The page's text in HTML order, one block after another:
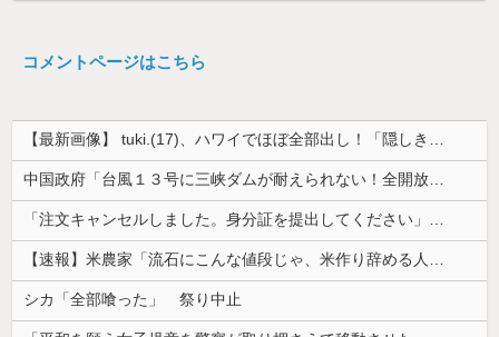
コメントページはこちら
【最新画像】 tuki.(17)、ハワイでほぼ全部出し！「隠しきれない美貌」とSNSざわつく
中国政府「台風１３号に三峡ダムが耐えられない！全開放流しろ！」⇒ 下流域の街が壊滅状態ｗｗｗｗｗ
「注文キャンセルしました。身分証を提出してください」とAmazonから突然のメール、怪しすぎるのでカスタマーに確認したら……
【速報】米農家「流石にこんな値段じゃ、米作り辞める人、出るんじゃないかなあ？？」
シカ「全部喰った」 祭り中止